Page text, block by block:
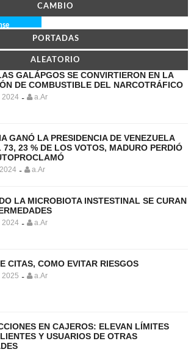
CAMBIO
PORTADAS
ALEATORIO
GALÁPGOS SE CONVIRTIERON EN LA
DE COMBUSTIBLE DEL NARCOTRÁFICO
2024 - a.Ar
GANÓ LA PRESIDENCIA DE VENEZUELA
73, 23 % DE LOS VOTOS, MADURO PERDIÓ
- a.Ar
LA MICROBIOTA INSTESTINAL SE CURAN
2024 - a.Ar
CITAS, COMO EVITAR RIESGOS
2025 - a.Ar
EN CAJEROS: ELEVAN LÍMITES
Y USUARIOS DE OTRAS